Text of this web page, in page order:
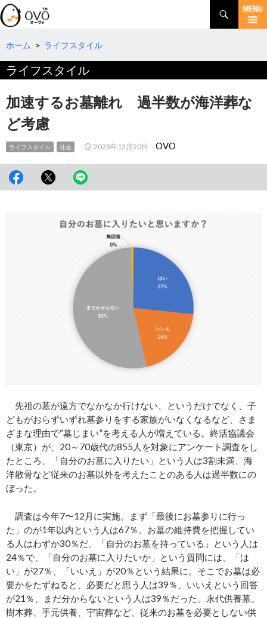
検
索
コ
テ
ツ
へ
移
動
ホーム > ライフスタイル
ライフスタイル
加速するお墓離れ 過半数が海洋葬な
ど考慮
ライフスタイル 社会 2023年12月20日 OVO
先祖の墓が遠方でなかなか行けない、というだけでなく、子
どもがおらずいずれ墓参りをする家族がいなくなるなど、さま
ざまな理由で“墓じまい”を考える人が増えている。終活協議会
（東京）が、20～70歳代の855人を対象にアンケート調査をし
たところ、「自分のお墓に入りたい」という人は3割未満、海
洋散骨など従来のお墓以外を考えたことのある人は過半数にの
ぼった。
調査は今年7〜12月に実施。まず「最後にお墓参りに行っ
た」のが1年以内という人は67％。お墓の維持費を把握してい
る人はわずか30％だ。「自分のお墓を持っている」という人は
24％で、「自分のお墓に入りたいか」という質問には、「は
い」が27％、「いいえ」が20％という結果に。そこでお墓は必
要かをたずねると、必要だと思う人は39％、いいえという回答
が21％、まだ分からないという人は39％だった。永代供養墓、
樹木葬、手元供養、宇宙葬など、従来のお墓を必要としない供